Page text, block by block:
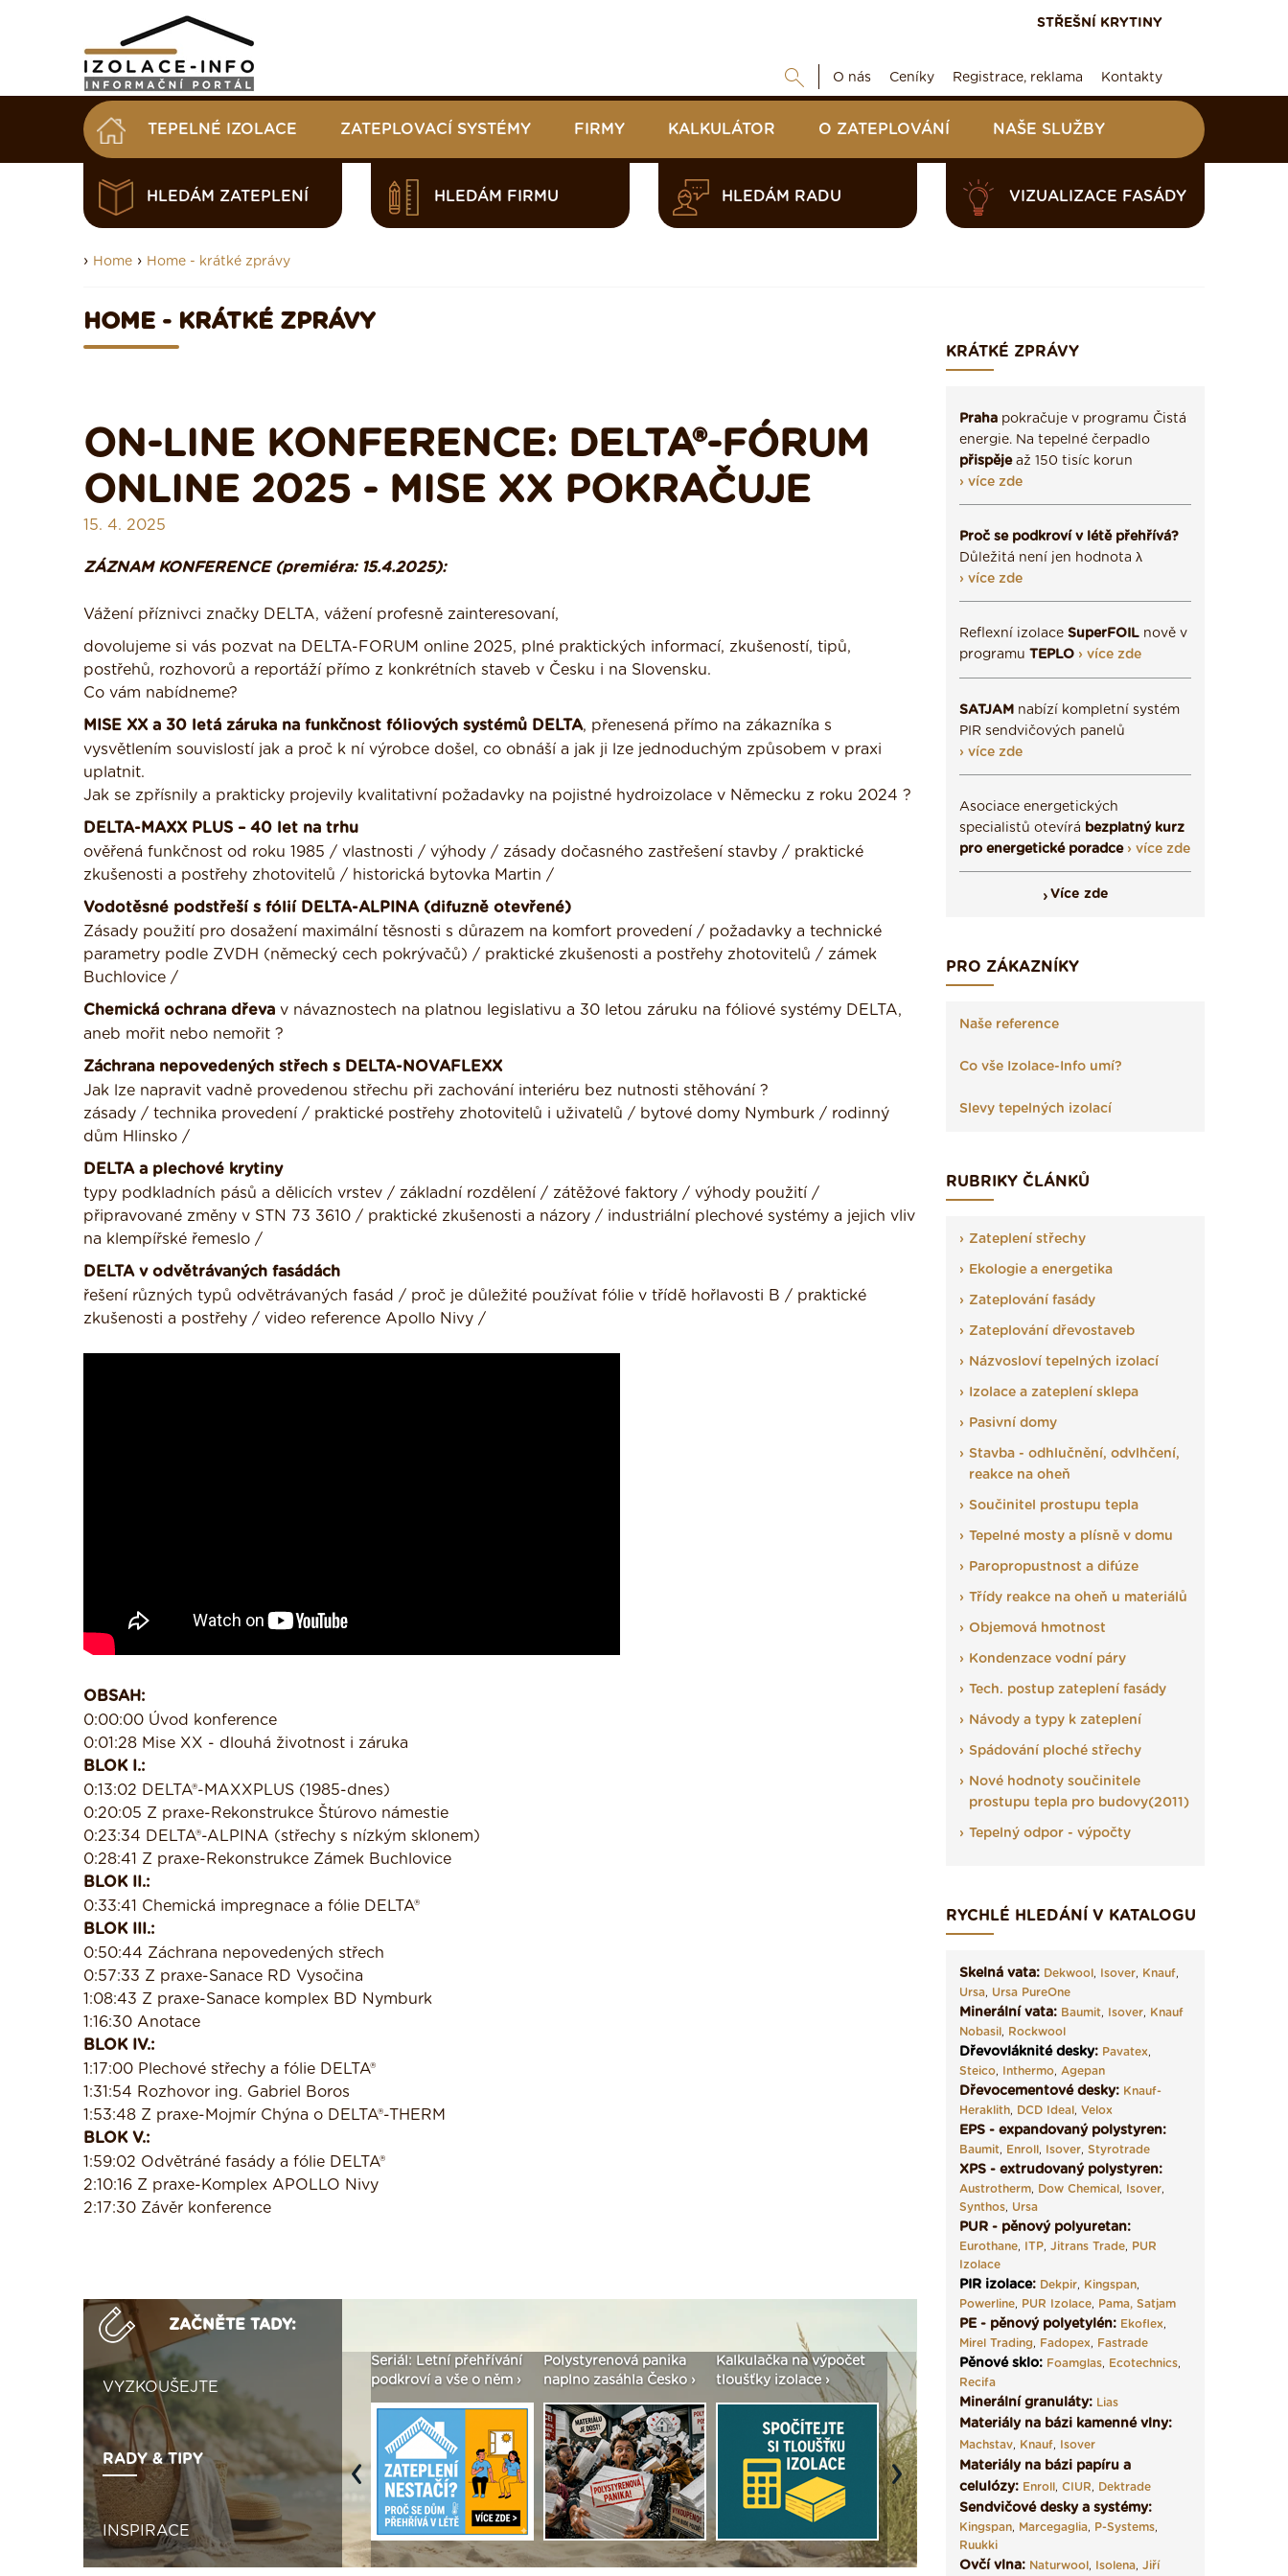
STŘEŠNÍ KRYTINY
O nás Ceníky Registrace, reklama Kontakty
TEPELNÉ IZOLACE ZATEPLOVACÍ SYSTÉMY FIRMY KALKULÁTOR O ZATEPLOVÁNÍ NAŠE SLUŽBY
HLEDÁM ZATEPLENÍ HLEDÁM FIRMU HLEDÁM RADU VIZUALIZACE FASÁDY
› Home › Home - krátké zprávy
HOME - KRÁTKÉ ZPRÁVY
ON-LINE KONFERENCE: DELTA®-FÓRUM
ONLINE 2025 - MISE XX POKRAČUJE
15. 4. 2025
ZÁZNAM KONFERENCE (premiéra: 15.4.2025):
Vážení příznivci značky DELTA, vážení profesně zainteresovaní,
dovolujeme si vás pozvat na DELTA-FORUM online 2025, plné praktických informací, zkušeností, tipů,
postřehů, rozhovorů a reportáží přímo z konkrétních staveb v Česku i na Slovensku.
Co vám nabídneme?
MISE XX a 30 letá záruka na funkčnost fóliových systémů DELTA, přenesená přímo na zákazníka s
vysvětlením souvislostí jak a proč k ní výrobce došel, co obnáší a jak ji lze jednoduchým způsobem v praxi
uplatnit.
Jak se zpřísnily a prakticky projevily kvalitativní požadavky na pojistné hydroizolace v Německu z roku 2024 ?
DELTA-MAXX PLUS – 40 let na trhu
ověřená funkčnost od roku 1985 / vlastnosti / výhody / zásady dočasného zastřešení stavby / praktické
zkušenosti a postřehy zhotovitelů / historická bytovka Martin /
Vodotěsné podstřeší s fólií DELTA-ALPINA (difuzně otevřené)
Zásady použití pro dosažení maximální těsnosti s důrazem na komfort provedení / požadavky a technické
parametry podle ZVDH (německý cech pokrývačů) / praktické zkušenosti a postřehy zhotovitelů / zámek
Buchlovice /
Chemická ochrana dřeva v návaznostech na platnou legislativu a 30 letou záruku na fóliové systémy DELTA,
aneb mořit nebo nemořit ?
Záchrana nepovedených střech s DELTA-NOVAFLEXX
Jak lze napravit vadně provedenou střechu při zachování interiéru bez nutnosti stěhování ?
zásady / technika provedení / praktické postřehy zhotovitelů i uživatelů / bytové domy Nymburk / rodinný
dům Hlinsko /
DELTA a plechové krytiny
typy podkladních pásů a dělicích vrstev / základní rozdělení / zátěžové faktory / výhody použití /
připravované změny v STN 73 3610 / praktické zkušenosti a názory / industriální plechové systémy a jejich vliv
na klempířské řemeslo /
DELTA v odvětrávaných fasádách
řešení různých typů odvětrávaných fasád / proč je důležité používat fólie v třídě hořlavosti B / praktické
zkušenosti a postřehy / video reference Apollo Nivy /
OBSAH:
0:00:00 Úvod konference
0:01:28 Mise XX - dlouhá životnost i záruka
BLOK I.:
0:13:02 DELTA®-MAXXPLUS (1985-dnes)
0:20:05 Z praxe-Rekonstrukce Štúrovo námestie
0:23:34 DELTA®-ALPINA (střechy s nízkým sklonem)
0:28:41 Z praxe-Rekonstrukce Zámek Buchlovice
BLOK II.:
0:33:41 Chemická impregnace a fólie DELTA®
BLOK III.:
0:50:44 Záchrana nepovedených střech
0:57:33 Z praxe-Sanace RD Vysočina
1:08:43 Z praxe-Sanace komplex BD Nymburk
1:16:30 Anotace
BLOK IV.:
1:17:00 Plechové střechy a fólie DELTA®
1:31:54 Rozhovor ing. Gabriel Boros
1:53:48 Z praxe-Mojmír Chýna o DELTA®-THERM
BLOK V.:
1:59:02 Odvětráné fasády a fólie DELTA®
2:10:16 Z praxe-Komplex APOLLO Nivy
2:17:30 Závěr konference
ZAČNĚTE TADY:
VYZKOUŠEJTE
RADY & TIPY
INSPIRACE
Není polystyren? My ho
seženeme! ›
podkroví a vše o něm ›
Polystyrenová panika
naplno zasáhla Česko ›
Kalkulačka na výpočet
tloušťky izolace ›
Seriál: Fasády ETICS a
vše podstatné v kostce ›
Vyberte si izolaci a pak
ji tady klidně poptejte ›
Vytvořte si vizualizaci
Previous Next
KRÁTKÉ ZPRÁVY
Praha pokračuje v programu Čistá
energie. Na tepelné čerpadlo
přispějeaž 150 tisíc korun
› více zde
Proč se podkroví v létě přehřívá?
Důležitá není jen hodnota λ
› více zde
Reflexní izolace SuperFOIL nově v
programu TEPLO › více zde
SATJAM nabízí kompletní systém
PIR sendvičových panelů
› více zde
Asociace energetických
specialistů otevírá bezplatný kurz
pro energetické poradce › více zde
Více zde
PRO ZÁKAZNÍKY
Naše reference
Co vše Izolace-Info umí?
Slevy tepelných izolací
RUBRIKY ČLÁNKŮ
Zateplení střechy
Ekologie a energetika
Zateplování fasády
Zateplování dřevostaveb
Názvosloví tepelných izolací
Izolace a zateplení sklepa
Pasivní domy
Stavba - odhlučnění, odvlhčení,
reakce na oheň
Součinitel prostupu tepla
Tepelné mosty a plísně v domu
Paropropustnost a difúze
Třídy reakce na oheň u materiálů
Objemová hmotnost
Kondenzace vodní páry
Tech. postup zateplení fasády
Návody a typy k zateplení
Spádování ploché střechy
Nové hodnoty součinitele
prostupu tepla pro budovy(2011)
Tepelný odpor - výpočty
RYCHLÉ HLEDÁNÍ V KATALOGU
Skelná vata: Dekwool, Isover, Knauf,
Ursa, Ursa PureOne
Minerální vata: Baumit, Isover, Knauf
Nobasil, Rockwool
Dřevovláknité desky: Pavatex,
Steico, Inthermo, Agepan
Dřevocementové desky: Knauf-
Heraklith, DCD Ideal, Velox
EPS - expandovaný polystyren:
Baumit, Enroll, Isover, Styrotrade
XPS - extrudovaný polystyren:
Austrotherm, Dow Chemical, Isover,
Synthos, Ursa
PUR - pěnový polyuretan:
Eurothane, ITP, Jitrans Trade, PUR
Izolace
PIR izolace: Dekpir, Kingspan,
Powerline, PUR Izolace, Pama, Satjam
PE - pěnový polyetylén: Ekoflex,
Mirel Trading, Fadopex, Fastrade
Pěnové sklo: Foamglas, Ecotechnics,
Recifa
Minerální granuláty: Lias
Materiály na bázi kamenné vlny:
Machstav, Knauf, Isover
Materiály na bázi papíru a
celulózy: Enroll, CIUR, Dektrade
Sendvičové desky a systémy:
Kingspan, Marcegaglia, P-Systems,
Ruukki
Ovčí vlna: Naturwool, Isolena, Jiří